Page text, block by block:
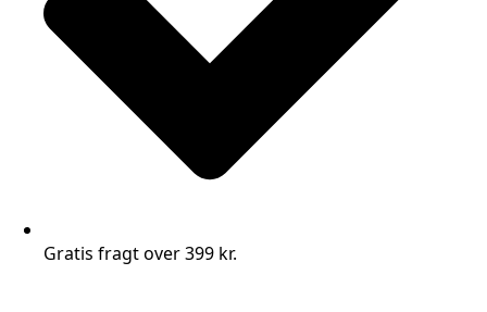
Gratis fragt over 399 kr.